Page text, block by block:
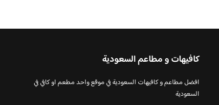
كافيهات و مطاعم السعودية
افضل مطاعم و كافيهات السعودية في موقع واحد مطعم او كافي في
السعودية